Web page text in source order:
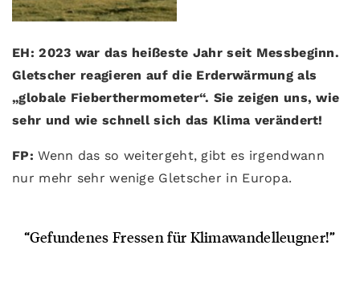
EH: 2023 war das heißeste Jahr seit Messbeginn.
Gletscher reagieren auf die Erderwärmung als
„globale Fieberthermometer“. Sie zeigen uns, wie
sehr und wie schnell sich das Klima verändert!
FP:Wenn das so weitergeht, gibt es irgendwann
nur mehr sehr wenige Gletscher in Europa.
“Gefundenes Fressen für Klimawandelleugner!”